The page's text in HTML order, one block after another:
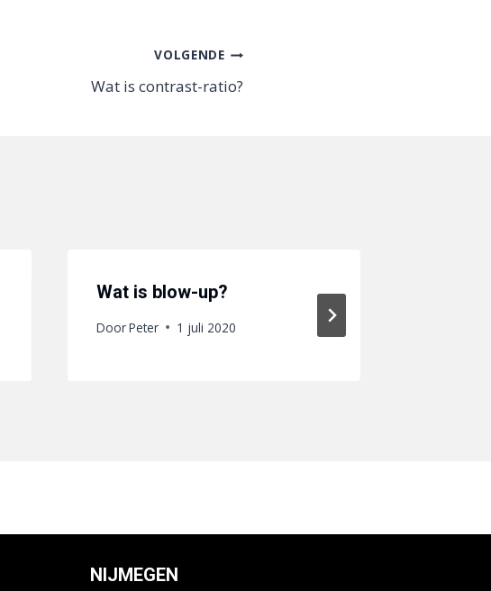
VOLGENDE
Wat is contrast-ratio?
Wat is blow-up?
DoorPeter 1 juli 2020
NIJMEGEN